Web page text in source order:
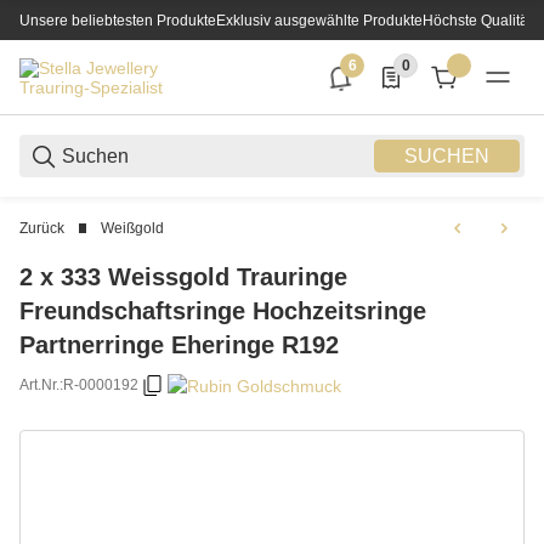
Unsere beliebtesten ProdukteExklusiv ausgewählte ProdukteHöchste Qualität
SUCHEN
6
6 neue Notifizierungen
0
0 Produkte in der
Zurück Weißgold
2 x 333 Weissgold Trauringe
Freundschaftsringe Hochzeitsringe
Partnerringe Eheringe R192
Art.Nr.:R-0000192